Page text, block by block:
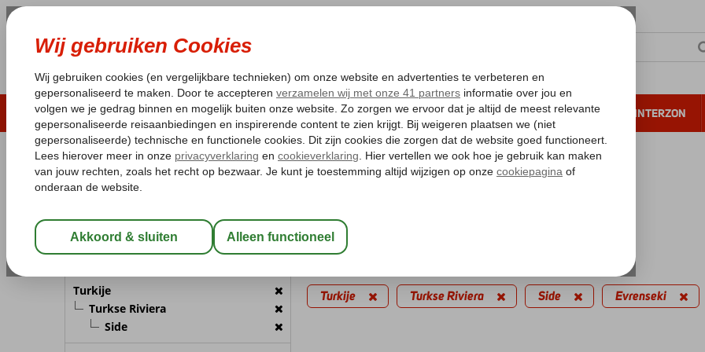
LAST MINUTE ZOMER 2026 ZONVAKANTIE VERRE REIZEN ALL INCLUSIVE WINTERZON
Pakketgarantie Laagsteprijsgarantie* Gratis annuleren*
REISGEZELSCHAP
Wijzig Reisgezelschap
Turkije
Turkse Riviera
Side
Last minute Evrenseki
8 aanbiedingen
Turkije Turkse Riviera Side Evrenseki